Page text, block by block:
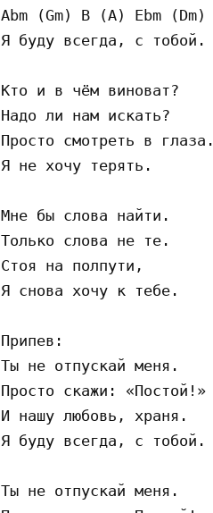
Abm (Gm) B (A) Ebm (Dm)
Я буду всегда, с тобой.
Кто и в чём виноват?
Надо ли нам искать?
Просто смотреть в глаза.
Я не хочу терять.
Мне бы слова найти.
Только слова не те.
Стоя на полпути,
Я снова хочу к тебе.
Припев:
Ты не отпускай меня.
Просто скажи: «Постой!»
И нашу любовь, храня.
Я буду всегда, с тобой.
Ты не отпускай меня.